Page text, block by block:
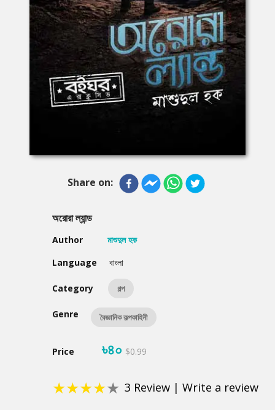
Share on:
অরোরা ল্যান্ড
Author
মাশুদুল হক
Language
বাংলা
Category গল্প
Genre বৈজ্ঞানিক কল্পকাহিনী
Price ৳৪০ $0.99
★★★★★ 3 Review | Write a review